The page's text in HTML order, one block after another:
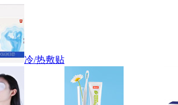
冷/热敷贴